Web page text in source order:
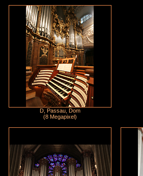
D, Passau, Dom
(8 Megapixel)